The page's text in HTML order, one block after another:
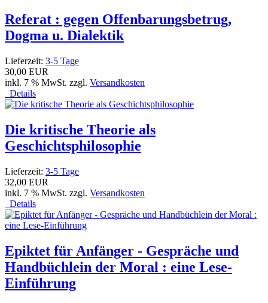
Referat : gegen Offenbarungsbetrug,
Dogma u. Dialektik
Lieferzeit: 3-5 Tage
30,00 EUR
inkl. 7 % MwSt. zzgl. Versandkosten
Details
Die kritische Theorie als
Geschichtsphilosophie
Lieferzeit: 3-5 Tage
32,00 EUR
inkl. 7 % MwSt. zzgl. Versandkosten
Details
Epiktet für Anfänger - Gespräche und
Handbüchlein der Moral : eine Lese-
Einführung